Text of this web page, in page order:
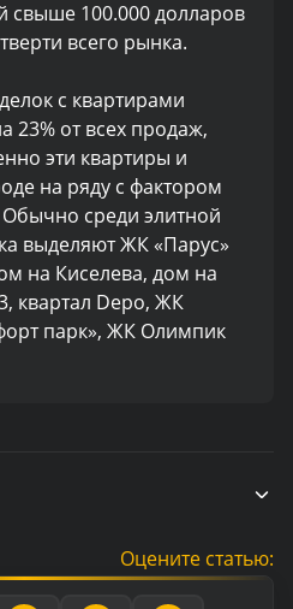
свыше 100.000 долларов
всего рынка.
с квартирами
23% от всех продаж,
эти квартиры и
на ряду с фактором
Обычно среди элитной
выделяют ЖК «Парус»
на Киселева, дом на
квартал Depo, ЖК
парк», ЖК Олимпик
Оцените статью: